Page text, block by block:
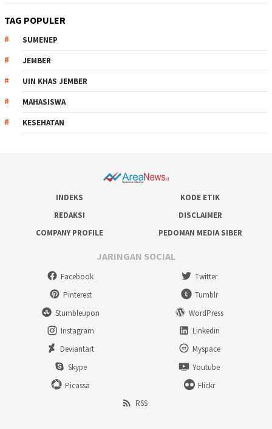
TAG POPULER
SUMENEP
JEMBER
UIN KHAS JEMBER
MAHASISWA
KESEHATAN
INDEKS
KODE ETIK
REDAKSI
DISCLAIMER
COMPANY PROFILE
PEDOMAN MEDIA SIBER
JARINGAN SOCIAL
Facebook
Twitter
Pinterest
Tumblr
Stumbleupon
WordPress
Instagram
Linkedin
Deviantart
Myspace
Skype
Youtube
Picassa
Flickr
RSS